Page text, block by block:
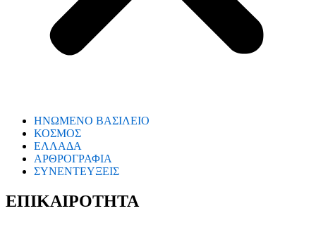
ΗΝΩΜΕΝΟ ΒΑΣΙΛΕΙΟ
ΚΟΣΜΟΣ
ΕΛΛΑΔΑ
ΑΡΘΡΟΓΡΑΦΙΑ
ΣΥΝΕΝΤΕΥΞΕΙΣ
ΕΠΙΚΑΙΡΟΤΗΤΑ